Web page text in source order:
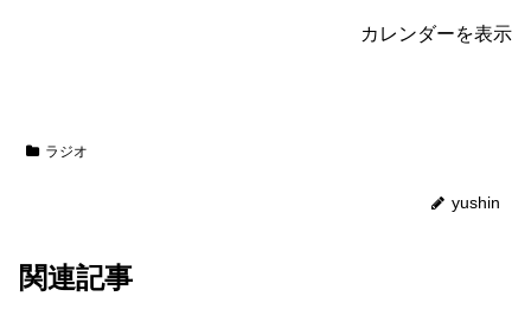
カレンダーを表示
ラジオ
yushin
関連記事